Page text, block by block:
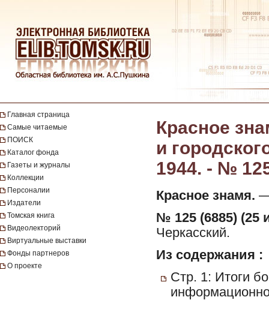
Главная страница
Самые читаемые
ПОИСК
Каталог фонда
Газеты и журналы
Коллекции
Персоналии
Издатели
Томская книга
Видеолекторий
Виртуальные выставки
Фонды партнеров
О проекте
Красное
и
1944. - №
Красное знамя. —
№ 125 (6885) (25
Черкасский.
Из содержания :
Стр. 1: Итоги